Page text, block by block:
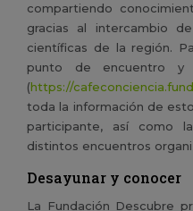
compartiendo
gracias al intercambio
científicas de la región.
punto de encuentro y
(https://
toda la información de
participante, así como
distintos encuentros
Desayunar y conocer
La Fundación Descubre